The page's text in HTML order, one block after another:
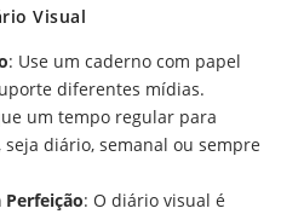
Visual
: Use um caderno com papel
diferentes mídias.
um tempo regular para
diário, semanal ou sempre
Perfeição: O diário visual é